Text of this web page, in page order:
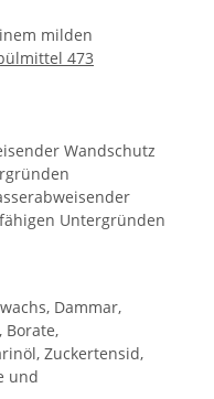
milden
473
Wandschutz
Untergründen
Dammar,
Borate,
Zuckertensid,
und